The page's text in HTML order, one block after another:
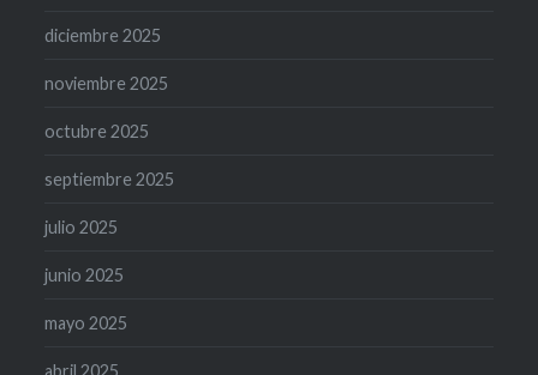
diciembre 2025
noviembre 2025
octubre 2025
septiembre 2025
julio 2025
junio 2025
mayo 2025
abril 2025